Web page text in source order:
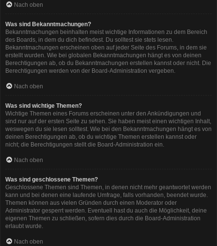
Nach oben
Was sind Bekanntmachungen?
Bekanntmachungen beinhalten meist wichtige Informationen zu dem Bereich
des Boards, in dem du dich befindest. Du solltest sie stets lesen.
Bekanntmachungen erscheinen oben auf jeder Seite des Forums, in dem sie
erstellt wurden. Wie bei globalen Bekanntmachungen hängt es von deinen
Berechtigungen ab, ob du Bekanntmachungen erstellen kannst oder nicht. Die
Berechtigungen werden von der Board-Administration vergeben.
Nach oben
Was sind wichtige Themen?
Wichtige Themen eines Forums erscheinen unter den Ankündigungen und
sind nur auf der ersten Seite zu sehen. Sie haben meist einen wichtigen Inhalt,
weswegen du sie lesen solltest. Wie bei den Bekanntmachungen hängt es von
deinen Berechtigungen ab, ob du wichtige Themen erstellen kannst oder
nicht; die Berechtigungen stellt die Board-Administration ein.
Nach oben
Was sind geschlossene Themen?
Geschlossene Themen sind Themen, in denen nicht mehr geantwortet werden
kann und bei denen eine laufende Umfrage, falls vorhanden, beendet wurde.
Themen können aus vielen Gründen durch einen Moderator oder
Administrator gesperrt werden. Eventuell hast du auch die Möglichkeit, deine
eigenen Themen zu schließen, sofern dies durch die Board-Administration
erlaubt wurde.
Nach oben